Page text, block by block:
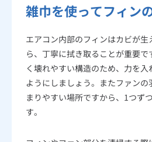
雑巾を使ってフィン
エアコン内部のフィンはカビが
ら、丁寧に拭き取ることが重要
く壊れやすい構造のため、力を入
ようにしましょう。またファン
まりやすい場所ですから、1つず
す。